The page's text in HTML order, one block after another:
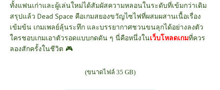
ทั้งแฟนเก่าและผู้เล่นใหม่ได้สัมผัสความหลอนในระดับที่เข้มกว่าเดิม
สรุปแล้ว Dead Space คือเกมสยองขวัญไซไฟที่ผสมผสานเนื้อเรื่อง
เข้มข้น เกมเพลย์ลุ้นระทึก และบรรยากาศชวนขนลุกได้อย่างลงตัว
ใครชอบเกมเอาตัวรอดแบบกดดัน ๆ นี่คือหนึ่งในเว็บโหลดเกมที่ควร
ลองสักครั้งในชีวิต 🎮
(ขนาดไฟล์ 35 GB)